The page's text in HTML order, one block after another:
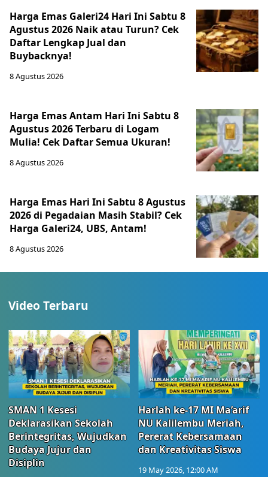
Harga Emas Galeri24 Hari Ini Sabtu 8
Agustus 2026 Naik atau Turun? Cek
Daftar Lengkap Jual dan
Buybacknya!
8 Agustus 2026
Harga Emas Antam Hari Ini Sabtu 8
Agustus 2026 Terbaru di Logam
Mulia! Cek Daftar Semua Ukuran!
8 Agustus 2026
Harga Emas Hari Ini Sabtu 8 Agustus
2026 di Pegadaian Masih Stabil? Cek
Harga Galeri24, UBS, Antam!
8 Agustus 2026
Video Terbaru
SMAN 1 Kesesi
Deklarasikan Sekolah
Berintegritas, Wujudkan
Budaya Jujur dan
Disiplin
Harlah ke-17 MI Ma’arif
NU Kalilembu Meriah,
Pererat Kebersamaan
dan Kreativitas Siswa
19 May 2026, 12:00 AM